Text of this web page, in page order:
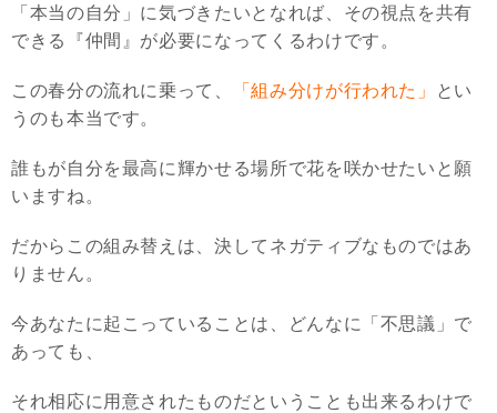
「本当の自分」に気づきたいとなれば、その視点を共有
できる『仲間』が必要になってくるわけです。
この春分の流れに乗って、 「組み分けが行われた」
とい
うのも本当です。
誰もが自分を最高に輝かせる場所で花を咲かせたいと願
いますね。
だからこの組み替えは、決してネガティブなものではあ
りません。
今あなたに起こっていることは、どんなに「不思議」で
あっても、
それ相応に用意されたものだということも出来るわけで